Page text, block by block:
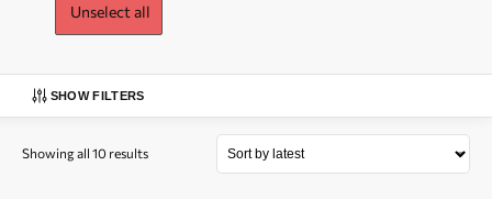
Unselect all
SHOW FILTERS
Showing all 10 results